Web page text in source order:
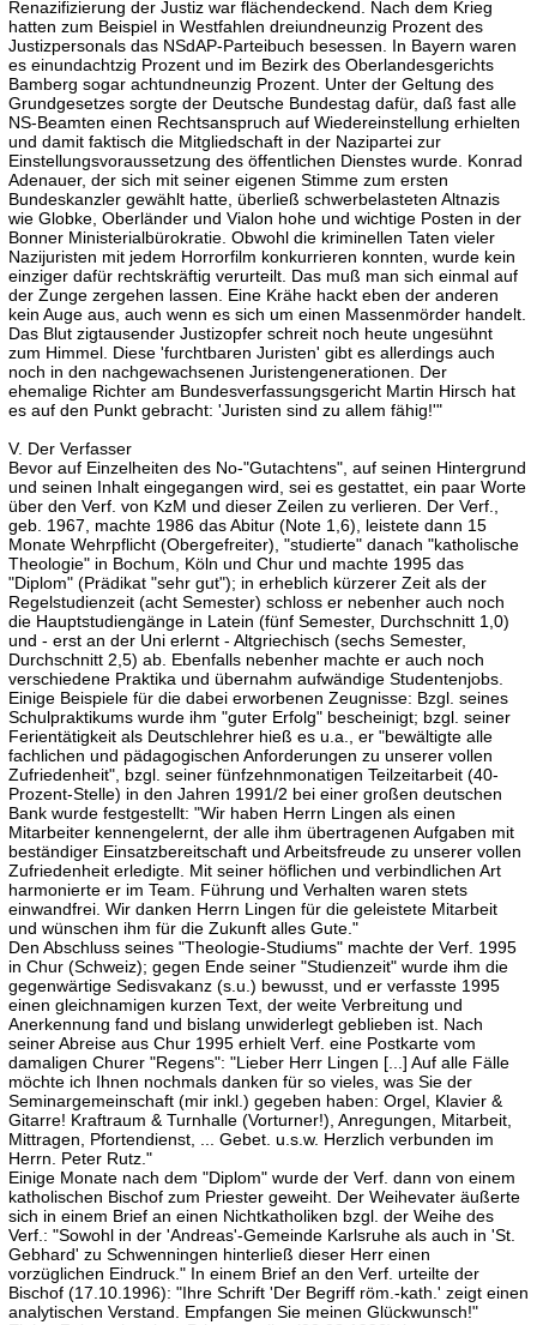
Renazifizierung der Justiz war flächendeckend. Nach dem Krieg
hatten zum Beispiel in Westfahlen dreiundneunzig Prozent des
Justizpersonals das NSdAP-Parteibuch besessen. In Bayern waren
es einundachtzig Prozent und im Bezirk des Oberlandesgerichts
Bamberg sogar achtundneunzig Prozent. Unter der Geltung des
Grundgesetzes sorgte der Deutsche Bundestag dafür, daß fast alle
NS-Beamten einen Rechtsanspruch auf Wiedereinstellung erhielten
und damit faktisch die Mitgliedschaft in der Nazipartei zur
Einstellungsvoraussetzung des öffentlichen Dienstes wurde. Konrad
Adenauer, der sich mit seiner eigenen Stimme zum ersten
Bundeskanzler gewählt hatte, überließ schwerbelasteten Altnazis
wie Globke, Oberländer und Vialon hohe und wichtige Posten in der
Bonner Ministerialbürokratie. Obwohl die kriminellen Taten vieler
Nazijuristen mit jedem Horrorfilm konkurrieren konnten, wurde kein
einziger dafür rechtskräftig verurteilt. Das muß man sich einmal auf
der Zunge zergehen lassen. Eine Krähe hackt eben der anderen
kein Auge aus, auch wenn es sich um einen Massenmörder handelt.
Das Blut zigtausender Justizopfer schreit noch heute ungesühnt
zum Himmel. Diese 'furchtbaren Juristen' gibt es allerdings auch
noch in den nachgewachsenen Juristengenerationen. Der
ehemalige Richter am Bundesverfassungsgericht Martin Hirsch hat
es auf den Punkt gebracht: 'Juristen sind zu allem fähig!'"
V. Der Verfasser
Bevor auf Einzelheiten des No-"Gutachtens", auf seinen Hintergrund
und seinen Inhalt eingegangen wird, sei es gestattet, ein paar Worte
über den Verf. von KzM und dieser Zeilen zu verlieren. Der Verf.,
geb. 1967, machte 1986 das Abitur (Note 1,6), leistete dann 15
Monate Wehrpflicht (Obergefreiter), "studierte" danach "katholische
Theologie" in Bochum, Köln und Chur und machte 1995 das
"Diplom" (Prädikat "sehr gut"); in erheblich kürzerer Zeit als der
Regelstudienzeit (acht Semester) schloss er nebenher auch noch
die Hauptstudiengänge in Latein (fünf Semester, Durchschnitt 1,0)
und - erst an der Uni erlernt - Altgriechisch (sechs Semester,
Durchschnitt 2,5) ab. Ebenfalls nebenher machte er auch noch
verschiedene Praktika und übernahm aufwändige Studentenjobs.
Einige Beispiele für die dabei erworbenen Zeugnisse: Bzgl. seines
Schulpraktikums wurde ihm "guter Erfolg" bescheinigt; bzgl. seiner
Ferientätigkeit als Deutschlehrer hieß es u.a., er "bewältigte alle
fachlichen und pädagogischen Anforderungen zu unserer vollen
Zufriedenheit", bzgl. seiner fünfzehnmonatigen Teilzeitarbeit (40-
Prozent-Stelle) in den Jahren 1991/2 bei einer großen deutschen
Bank wurde festgestellt: "Wir haben Herrn Lingen als einen
Mitarbeiter kennengelernt, der alle ihm übertragenen Aufgaben mit
beständiger Einsatzbereitschaft und Arbeitsfreude zu unserer vollen
Zufriedenheit erledigte. Mit seiner höflichen und verbindlichen Art
harmonierte er im Team. Führung und Verhalten waren stets
einwandfrei. Wir danken Herrn Lingen für die geleistete Mitarbeit
und wünschen ihm für die Zukunft alles Gute."
Den Abschluss seines "Theologie-Studiums" machte der Verf. 1995
in Chur (Schweiz); gegen Ende seiner "Studienzeit" wurde ihm die
gegenwärtige Sedisvakanz (s.u.) bewusst, und er verfasste 1995
einen gleichnamigen kurzen Text, der weite Verbreitung und
Anerkennung fand und bislang unwiderlegt geblieben ist. Nach
seiner Abreise aus Chur 1995 erhielt Verf. eine Postkarte vom
damaligen Churer "Regens": "Lieber Herr Lingen [...] Auf alle Fälle
möchte ich Ihnen nochmals danken für so vieles, was Sie der
Seminargemeinschaft (mir inkl.) gegeben haben: Orgel, Klavier &
Gitarre! Kraftraum & Turnhalle (Vorturner!), Anregungen, Mitarbeit,
Mittragen, Pfortendienst, ... Gebet. u.s.w. Herzlich verbunden im
Herrn. Peter Rutz."
Einige Monate nach dem "Diplom" wurde der Verf. dann von einem
katholischen Bischof zum Priester geweiht. Der Weihevater äußerte
sich in einem Brief an einen Nichtkatholiken bzgl. der Weihe des
Verf.: "Sowohl in der 'Andreas'-Gemeinde Karlsruhe als auch in 'St.
Gebhard' zu Schwenningen hinterließ dieser Herr einen
vorzüglichen Eindruck." In einem Brief an den Verf. urteilte der
Bischof (17.10.1996): "Ihre Schrift 'Der Begriff röm.-kath.' zeigt einen
analytischen Verstand. Empfangen Sie meinen Glückwunsch!"